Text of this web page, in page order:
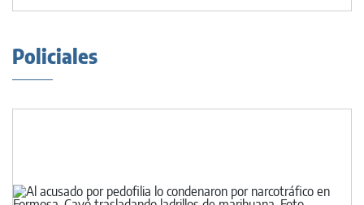
Policiales